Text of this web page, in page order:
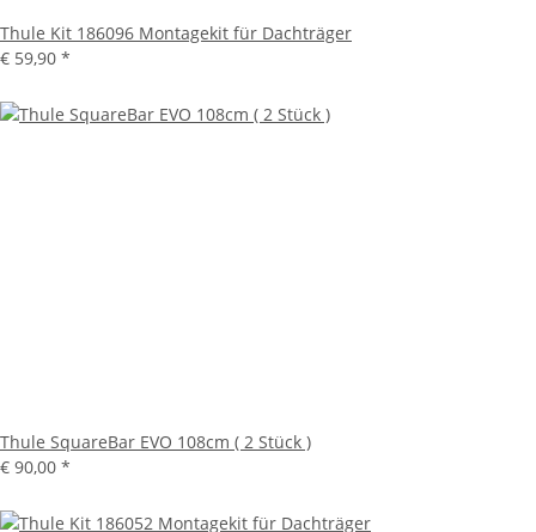
Thule Kit 186096 Montagekit für Dachträger
€ 59,90 *
Thule SquareBar EVO 108cm ( 2 Stück )
€ 90,00 *